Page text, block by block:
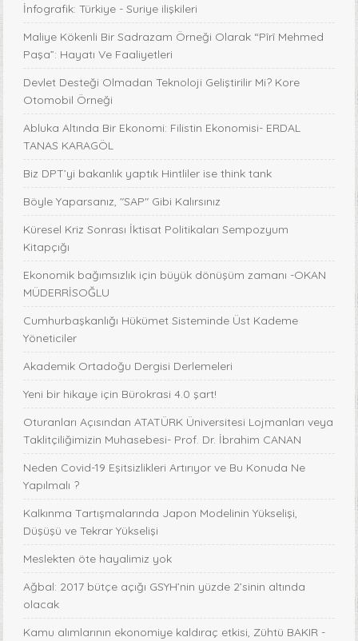
İnfografik: Türkiye - Suriye ilişkileri
Maliye Kökenli Bir Sadrazam Örneği Olarak “Pîrî Mehmed
Paşa”: Hayatı Ve Faaliyetleri
Devlet Desteği Olmadan Teknoloji Geliştirilir Mi? Kore
Otomobil Örneği
Abluka Altında Bir Ekonomi: Filistin Ekonomisi- ERDAL
TANAS KARAGÖL
Biz DPT’yi bakanlık yaptık Hintliler ise think tank
Böyle Yaparsanız, "SAP" Gibi Kalırsınız
Küresel Kriz Sonrası İktisat Politikaları Sempozyum
Kitapçığı
Ekonomik bağımsızlık için büyük dönüşüm zamanı -OKAN
MÜDERRİSOĞLU
Cumhurbaşkanlığı Hükümet Sisteminde Üst Kademe
Yöneticiler
Akademik Ortadoğu Dergisi Derlemeleri
Yeni bir hikaye için Bürokrasi 4.0 şart!
Oturanları Açısından ATATÜRK Üniversitesi Lojmanları veya
Taklitçiliğimizin Muhasebesi- Prof. Dr. İbrahim CANAN
Neden Covid-19 Eşitsizlikleri Artırıyor ve Bu Konuda Ne
Yapılmalı ?
Kalkınma Tartışmalarında Japon Modelinin Yükselişi,
Düşüşü ve Tekrar Yükselişi
Meslekten öte hayalimiz yok
Ağbal: 2017 bütçe açığı GSYH’nin yüzde 2’sinin altında
olacak
Kamu alımlarının ekonomiye kaldıraç etkisi, Zühtü BAKIR -